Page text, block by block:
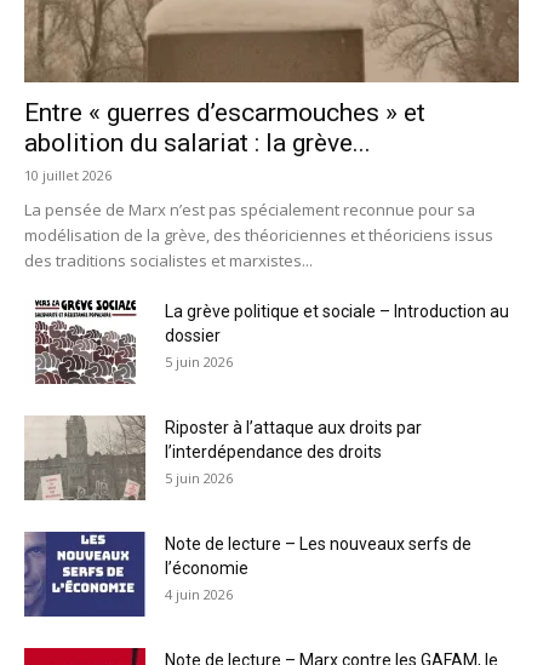
Entre « guerres d’escarmouches » et
abolition du salariat : la grève...
10 juillet 2026
La pensée de Marx n’est pas spécialement reconnue pour sa
modélisation de la grève, des théoriciennes et théoriciens issus
des traditions socialistes et marxistes...
La grève politique et sociale – Introduction au
dossier
5 juin 2026
Riposter à l’attaque aux droits par
l’interdépendance des droits
5 juin 2026
Note de lecture – Les nouveaux serfs de
l’économie
4 juin 2026
Note de lecture – Marx contre les GAFAM, le